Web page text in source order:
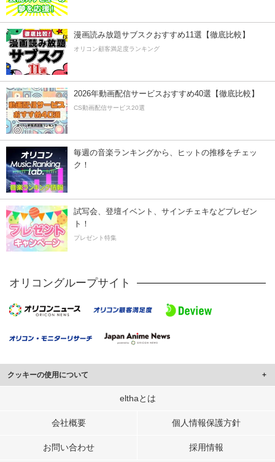
漫画読み放題サブスクおすすめ11選【徹底比較】
オリコン顧客満足度ランキング
2026年動画配信サービスおすすめ40選【徹底比較】
CS動画配信サービス20選
毎週の音楽ランキングから、ヒットの推移をチェッ
ク！
試写会、登壇イベント、サインチェキなどプレゼン
ト！
プレゼント特集
オリコングループサイト
クッキーの使用について
このサイトでは Cookie を使用して、ユーザーに合わせたコンテンツや広告の
行っています。
メディアや広告配信、データ解析の各パートナーに提供しています。
elthaとは
会社概要 個人情報保護方針
お問い合わせ 採用情報